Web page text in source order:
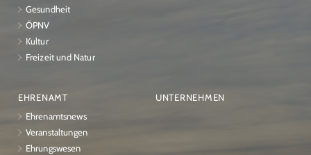
Gesundheit
ÖPNV
Kultur
Freizeit und Natur
EHRENAMT
Ehrenamtsnews
Veranstaltungen
Ehrungswesen
UNTERNEHMEN